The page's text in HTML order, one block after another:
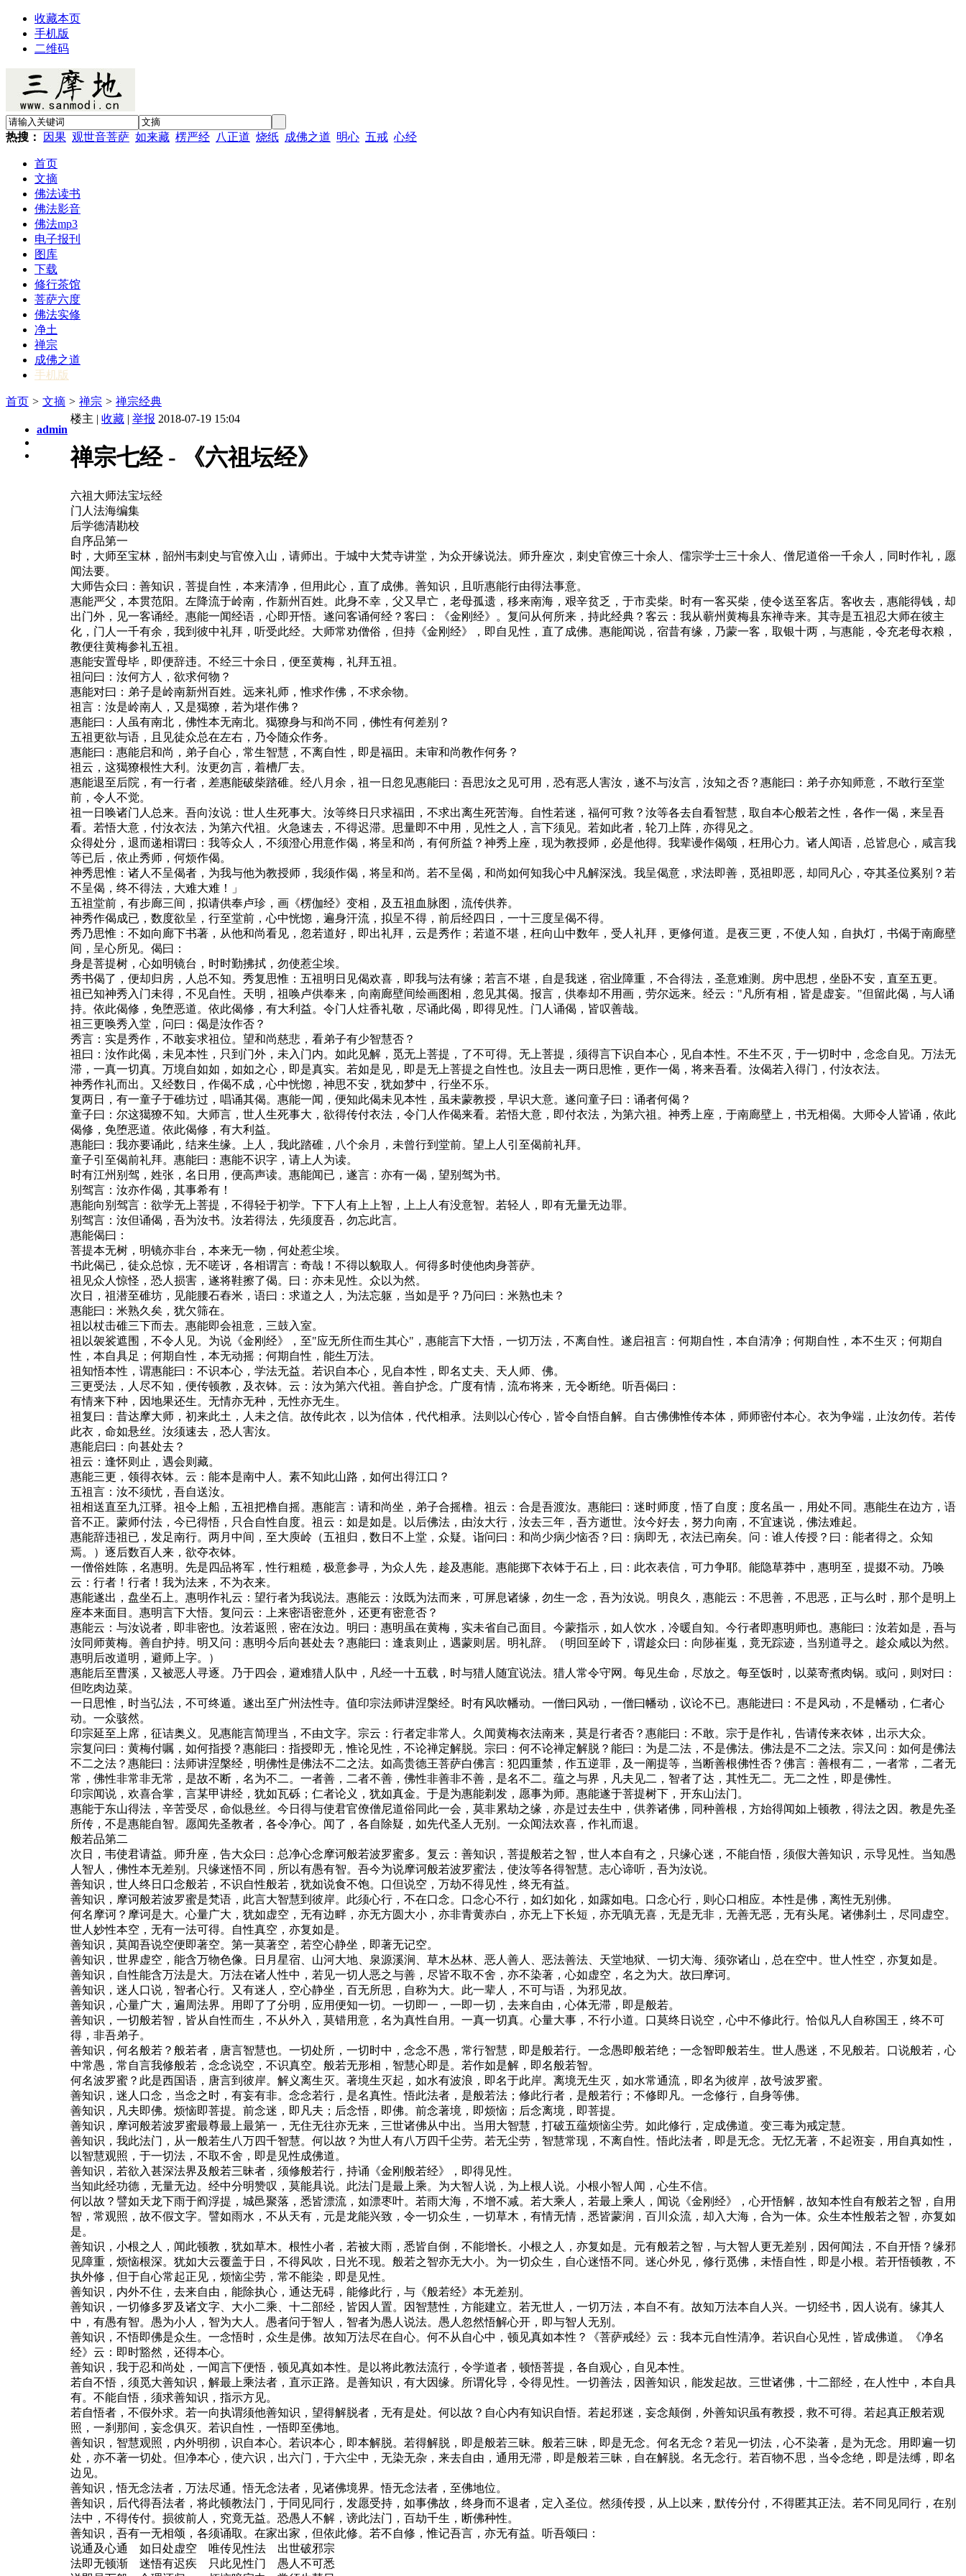
收藏本页
手机版
二维码
热搜： 因果 观世音菩萨 如来藏 楞严经 八正道 烧纸 成佛之道 明心 五戒 心经
首页
文摘
佛法读书
佛法影音
佛法mp3
电子报刊
图库
下载
修行茶馆
菩萨六度
佛法实修
净土
禅宗
成佛之道
手机版
首页 > 文摘 > 禅宗 > 禅宗经典
admin
楼主 | 收藏 | 举报 2018-07-19 15:04
禅宗七经 - 《六祖坛经》
六祖大师法宝坛经
门人法海编集
后学德清勘校
自序品第一
时，大师至宝林，韶州韦刺史与官僚入山，请师出。于城中大梵寺讲堂，为众开缘说法。师升座次，刺史官僚三十余人、儒宗学士三十余人、僧尼道俗一千余人，同时作礼，愿
闻法要。
大师告众曰：善知识，菩提自性，本来清净，但用此心，直了成佛。善知识，且听惠能行由得法事意。
惠能严父，本贯范阳。左降流于岭南，作新州百姓。此身不幸，父又早亡，老母孤遗，移来南海，艰辛贫乏，于市卖柴。时有一客买柴，使令送至客店。客收去，惠能得钱，却
出门外，见一客诵经。惠能一闻经语，心即开悟。遂问客诵何经？客曰：《金刚经》。复问从何所来，持此经典？客云：我从蕲州黄梅县东禅寺来。其寺是五祖忍大师在彼主
化，门人一千有余，我到彼中礼拜，听受此经。大师常劝僧俗，但持《金刚经》，即自见性，直了成佛。惠能闻说，宿昔有缘，乃蒙一客，取银十两，与惠能，令充老母衣粮，
教便往黄梅参礼五祖。
惠能安置母毕，即便辞违。不经三十余日，便至黄梅，礼拜五祖。
祖问曰：汝何方人，欲求何物？
惠能对曰：弟子是岭南新州百姓。远来礼师，惟求作佛，不求余物。
祖言：汝是岭南人，又是獦獠，若为堪作佛？
惠能曰：人虽有南北，佛性本无南北。獦獠身与和尚不同，佛性有何差别？
五祖更欲与语，且见徒众总在左右，乃令随众作务。
惠能曰：惠能启和尚，弟子自心，常生智慧，不离自性，即是福田。未审和尚教作何务？
祖云，这獦獠根性大利。汝更勿言，着槽厂去。
惠能退至后院，有一行者，差惠能破柴踏碓。经八月余，祖一日忽见惠能曰：吾思汝之见可用，恐有恶人害汝，遂不与汝言，汝知之否？惠能曰：弟子亦知师意，不敢行至堂
前，令人不觉。
祖一日唤诸门人总来。吾向汝说：世人生死事大。汝等终日只求福田，不求出离生死苦海。自性若迷，福何可救？汝等各去自看智慧，取自本心般若之性，各作一偈，来呈吾
看。若悟大意，付汝衣法，为第六代祖。火急速去，不得迟滞。思量即不中用，见性之人，言下须见。若如此者，轮刀上阵，亦得见之。
众得处分，退而递相谓曰：我等众人，不须澄心用意作偈，将呈和尚，有何所益？神秀上座，现为教授师，必是他得。我辈谩作偈颂，枉用心力。诸人闻语，总皆息心，咸言我
等已后，依止秀师，何烦作偈。
神秀思惟：诸人不呈偈者，为我与他为教授师，我须作偈，将呈和尚。若不呈偈，和尚如何知我心中凡解深浅。我呈偈意，求法即善，觅祖即恶，却同凡心，夺其圣位奚别？若
不呈偈，终不得法，大难大难！」
五祖堂前，有步廊三间，拟请供奉卢珍，画《楞伽经》变相，及五祖血脉图，流传供养。
神秀作偈成已，数度欲呈，行至堂前，心中恍惚，遍身汗流，拟呈不得，前后经四日，一十三度呈偈不得。
秀乃思惟：不如向廊下书著，从他和尚看见，忽若道好，即出礼拜，云是秀作；若道不堪，枉向山中数年，受人礼拜，更修何道。是夜三更，不使人知，自执灯，书偈于南廊壁
间，呈心所见。偈曰：
身是菩提树，心如明镜台，时时勤拂拭，勿使惹尘埃。
秀书偈了，便却归房，人总不知。秀复思惟：五祖明日见偈欢喜，即我与法有缘；若言不堪，自是我迷，宿业障重，不合得法，圣意难测。房中思想，坐卧不安，直至五更。
祖已知神秀入门未得，不见自性。天明，祖唤卢供奉来，向南廊壁间绘画图相，忽见其偈。报言，供奉却不用画，劳尔远来。经云："凡所有相，皆是虚妄。"但留此偈，与人诵
持。依此偈修，免堕恶道。依此偈修，有大利益。令门人炷香礼敬，尽诵此偈，即得见性。门人诵偈，皆叹善哉。
祖三更唤秀入堂，问曰：偈是汝作否？
秀言：实是秀作，不敢妄求祖位。望和尚慈悲，看弟子有少智慧否？
祖曰：汝作此偈，未见本性，只到门外，未入门内。如此见解，觅无上菩提，了不可得。无上菩提，须得言下识自本心，见自本性。不生不灭，于一切时中，念念自见。万法无
滞，一真一切真。万境自如如，如如之心，即是真实。若如是见，即是无上菩提之自性也。汝且去一两日思惟，更作一偈，将来吾看。汝偈若入得门，付汝衣法。
神秀作礼而出。又经数日，作偈不成，心中恍惚，神思不安，犹如梦中，行坐不乐。
复两日，有一童子于碓坊过，唱诵其偈。惠能一闻，便知此偈未见本性，虽未蒙教授，早识大意。遂问童子曰：诵者何偈？
童子曰：尔这獦獠不知。大师言，世人生死事大，欲得传付衣法，令门人作偈来看。若悟大意，即付衣法，为第六祖。神秀上座，于南廊壁上，书无相偈。大师令人皆诵，依此
偈修，免堕恶道。依此偈修，有大利益。
惠能曰：我亦要诵此，结来生缘。上人，我此踏碓，八个余月，未曾行到堂前。望上人引至偈前礼拜。
童子引至偈前礼拜。惠能曰：惠能不识字，请上人为读。
时有江州别驾，姓张，名日用，便高声读。惠能闻已，遂言：亦有一偈，望别驾为书。
别驾言：汝亦作偈，其事希有！
惠能向别驾言：欲学无上菩提，不得轻于初学。下下人有上上智，上上人有没意智。若轻人，即有无量无边罪。
别驾言：汝但诵偈，吾为汝书。汝若得法，先须度吾，勿忘此言。
惠能偈曰：
菩提本无树，明镜亦非台，本来无一物，何处惹尘埃。
书此偈已，徒众总惊，无不嗟讶，各相谓言：奇哉！不得以貌取人。何得多时使他肉身菩萨。
祖见众人惊怪，恐人损害，遂将鞋擦了偈。曰：亦未见性。众以为然。
次日，祖潜至碓坊，见能腰石舂米，语曰：求道之人，为法忘躯，当如是乎？乃问曰：米熟也未？
惠能曰：米熟久矣，犹欠筛在。
祖以杖击碓三下而去。惠能即会祖意，三鼓入室。
祖以袈裟遮围，不令人见。为说《金刚经》，至"应无所住而生其心"，惠能言下大悟，一切万法，不离自性。遂启祖言：何期自性，本自清净；何期自性，本不生灭；何期自
性，本自具足；何期自性，本无动摇；何期自性，能生万法。
祖知悟本性，谓惠能曰：不识本心，学法无益。若识自本心，见自本性，即名丈夫、天人师、佛。
三更受法，人尽不知，便传顿教，及衣钵。云：汝为第六代祖。善自护念。广度有情，流布将来，无令断绝。听吾偈曰：
有情来下种，因地果还生。无情亦无种，无性亦无生。
祖复曰：昔达摩大师，初来此土，人未之信。故传此衣，以为信体，代代相承。法则以心传心，皆令自悟自解。自古佛佛惟传本体，师师密付本心。衣为争端，止汝勿传。若传
此衣，命如悬丝。汝须速去，恐人害汝。
惠能启曰：向甚处去？
祖云：逢怀则止，遇会则藏。
惠能三更，领得衣钵。云：能本是南中人。素不知此山路，如何出得江口？
五祖言：汝不须忧，吾自送汝。
祖相送直至九江驿。祖令上船，五祖把橹自摇。惠能言：请和尚坐，弟子合摇橹。祖云：合是吾渡汝。惠能曰：迷时师度，悟了自度；度名虽一，用处不同。惠能生在边方，语
音不正。蒙师付法，今已得悟，只合自性自度。祖云：如是如是。以后佛法，由汝大行，汝去三年，吾方逝世。汝今好去，努力向南，不宜速说，佛法难起。
惠能辞违祖已，发足南行。两月中间，至大庾岭（五祖归，数日不上堂，众疑。诣问曰：和尚少病少恼否？曰：病即无，衣法已南矣。问：谁人传授？曰：能者得之。众知
焉。）逐后数百人来，欲夺衣钵。
一僧俗姓陈，名惠明。先是四品将军，性行粗糙，极意参寻，为众人先，趁及惠能。惠能掷下衣钵于石上，曰：此衣表信，可力争耶。能隐草莽中，惠明至，提掇不动。乃唤
云：行者！行者！我为法来，不为衣来。
惠能遂出，盘坐石上。惠明作礼云：望行者为我说法。惠能云：汝既为法而来，可屏息诸缘，勿生一念，吾为汝说。明良久，惠能云：不思善，不思恶，正与么时，那个是明上
座本来面目。惠明言下大悟。复问云：上来密语密意外，还更有密意否？
惠能云：与汝说者，即非密也。汝若返照，密在汝边。明曰：惠明虽在黄梅，实未省自己面目。今蒙指示，如人饮水，冷暖自知。今行者即惠明师也。惠能曰：汝若如是，吾与
汝同师黄梅。善自护持。明又问：惠明今后向甚处去？惠能曰：逢袁则止，遇蒙则居。明礼辞。（明回至岭下，谓趁众曰：向陟崔嵬，竟无踪迹，当别道寻之。趁众咸以为然。
惠明后改道明，避师上字。）
惠能后至曹溪，又被恶人寻逐。乃于四会，避难猎人队中，凡经一十五载，时与猎人随宜说法。猎人常令守网。每见生命，尽放之。每至饭时，以菜寄煮肉锅。或问，则对曰：
但吃肉边菜。
一日思惟，时当弘法，不可终遁。遂出至广州法性寺。值印宗法师讲涅槃经。时有风吹幡动。一僧曰风动，一僧曰幡动，议论不已。惠能进曰：不是风动，不是幡动，仁者心
动。一众骇然。
印宗延至上席，征诘奥义。见惠能言简理当，不由文字。宗云：行者定非常人。久闻黄梅衣法南来，莫是行者否？惠能曰：不敢。宗于是作礼，告请传来衣钵，出示大众。
宗复问曰：黄梅付嘱，如何指授？惠能曰：指授即无，惟论见性，不论禅定解脱。宗曰：何不论禅定解脱？能曰：为是二法，不是佛法。佛法是不二之法。宗又问：如何是佛法
不二之法？惠能曰：法师讲涅槃经，明佛性是佛法不二之法。如高贵德王菩萨白佛言：犯四重禁，作五逆罪，及一阐提等，当断善根佛性否？佛言：善根有二，一者常，二者无
常，佛性非常非无常，是故不断，名为不二。一者善，二者不善，佛性非善非不善，是名不二。蕴之与界，凡夫见二，智者了达，其性无二。无二之性，即是佛性。
印宗闻说，欢喜合掌，言某甲讲经，犹如瓦砾；仁者论义，犹如真金。于是为惠能剃发，愿事为师。惠能遂于菩提树下，开东山法门。
惠能于东山得法，辛苦受尽，命似悬丝。今日得与使君官僚僧尼道俗同此一会，莫非累劫之缘，亦是过去生中，供养诸佛，同种善根，方始得闻如上顿教，得法之因。教是先圣
所传，不是惠能自智。愿闻先圣教者，各令净心。闻了，各自除疑，如先代圣人无别。一众闻法欢喜，作礼而退。
般若品第二
次日，韦使君请益。师升座，告大众曰：总净心念摩诃般若波罗蜜多。复云：善知识，菩提般若之智，世人本自有之，只缘心迷，不能自悟，须假大善知识，示导见性。当知愚
人智人，佛性本无差别。只缘迷悟不同，所以有愚有智。吾今为说摩诃般若波罗蜜法，使汝等各得智慧。志心谛听，吾为汝说。
善知识，世人终日口念般若，不识自性般若，犹如说食不饱。口但说空，万劫不得见性，终无有益。
善知识，摩诃般若波罗蜜是梵语，此言大智慧到彼岸。此须心行，不在口念。口念心不行，如幻如化，如露如电。口念心行，则心口相应。本性是佛，离性无别佛。
何名摩诃？摩诃是大。心量广大，犹如虚空，无有边畔，亦无方圆大小，亦非青黄赤白，亦无上下长短，亦无嗔无喜，无是无非，无善无恶，无有头尾。诸佛刹土，尽同虚空。
世人妙性本空，无有一法可得。自性真空，亦复如是。
善知识，莫闻吾说空便即著空。第一莫著空，若空心静坐，即著无记空。
善知识，世界虚空，能含万物色像。日月星宿、山河大地、泉源溪涧、草木丛林、恶人善人、恶法善法、天堂地狱、一切大海、须弥诸山，总在空中。世人性空，亦复如是。
善知识，自性能含万法是大。万法在诸人性中，若见一切人恶之与善，尽皆不取不舍，亦不染著，心如虚空，名之为大。故曰摩诃。
善知识，迷人口说，智者心行。又有迷人，空心静坐，百无所思，自称为大。此一辈人，不可与语，为邪见故。
善知识，心量广大，遍周法界。用即了了分明，应用便知一切。一切即一，一即一切，去来自由，心体无滞，即是般若。
善知识，一切般若智，皆从自性而生，不从外入，莫错用意，名为真性自用。一真一切真。心量大事，不行小道。口莫终日说空，心中不修此行。恰似凡人自称国王，终不可
得，非吾弟子。
善知识，何名般若？般若者，唐言智慧也。一切处所，一切时中，念念不愚，常行智慧，即是般若行。一念愚即般若绝；一念智即般若生。世人愚迷，不见般若。口说般若，心
中常愚，常自言我修般若，念念说空，不识真空。般若无形相，智慧心即是。若作如是解，即名般若智。
何名波罗蜜？此是西国语，唐言到彼岸。解义离生灭。著境生灭起，如水有波浪，即名于此岸。离境无生灭，如水常通流，即名为彼岸，故号波罗蜜。
善知识，迷人口念，当念之时，有妄有非。念念若行，是名真性。悟此法者，是般若法；修此行者，是般若行；不修即凡。一念修行，自身等佛。
善知识，凡夫即佛。烦恼即菩提。前念迷，即凡夫；后念悟，即佛。前念著境，即烦恼；后念离境，即菩提。
善知识，摩诃般若波罗蜜最尊最上最第一，无住无往亦无来，三世诸佛从中出。当用大智慧，打破五蕴烦恼尘劳。如此修行，定成佛道。变三毒为戒定慧。
善知识，我此法门，从一般若生八万四千智慧。何以故？为世人有八万四千尘劳。若无尘劳，智慧常现，不离自性。悟此法者，即是无念。无忆无著，不起诳妄，用自真如性，
以智慧观照，于一切法，不取不舍，即是见性成佛道。
善知识，若欲入甚深法界及般若三昧者，须修般若行，持诵《金刚般若经》，即得见性。
当知此经功德，无量无边。经中分明赞叹，莫能具说。此法门是最上乘。为大智人说，为上根人说。小根小智人闻，心生不信。
何以故？譬如天龙下雨于阎浮提，城邑聚落，悉皆漂流，如漂枣叶。若雨大海，不增不减。若大乘人，若最上乘人，闻说《金刚经》，心开悟解，故知本性自有般若之智，自用
智，常观照，故不假文字。譬如雨水，不从天有，元是龙能兴致，令一切众生，一切草木，有情无情，悉皆蒙润，百川众流，却入大海，合为一体。众生本性般若之智，亦复如
是。
善知识，小根之人，闻此顿教，犹如草木。根性小者，若被大雨，悉皆自倒，不能增长。小根之人，亦复如是。元有般若之智，与大智人更无差别，因何闻法，不自开悟？缘邪
见障重，烦恼根深。犹如大云覆盖于日，不得风吹，日光不现。般若之智亦无大小。为一切众生，自心迷悟不同。迷心外见，修行觅佛，未悟自性，即是小根。若开悟顿教，不
执外修，但于自心常起正见，烦恼尘劳，常不能染，即是见性。
善知识，内外不住，去来自由，能除执心，通达无碍，能修此行，与《般若经》本无差别。
善知识，一切修多罗及诸文字、大小二乘、十二部经，皆因人置。因智慧性，方能建立。若无世人，一切万法，本自不有。故知万法本自人兴。一切经书，因人说有。缘其人
中，有愚有智。愚为小人，智为大人。愚者问于智人，智者为愚人说法。愚人忽然悟解心开，即与智人无别。
善知识，不悟即佛是众生。一念悟时，众生是佛。故知万法尽在自心。何不从自心中，顿见真如本性？《菩萨戒经》云：我本元自性清净。若识自心见性，皆成佛道。《净名
经》云：即时豁然，还得本心。
善知识，我于忍和尚处，一闻言下便悟，顿见真如本性。是以将此教法流行，令学道者，顿悟菩提，各自观心，自见本性。
若自不悟，须觅大善知识，解最上乘法者，直示正路。是善知识，有大因缘。所谓化导，令得见性。一切善法，因善知识，能发起故。三世诸佛，十二部经，在人性中，本自具
有。不能自悟，须求善知识，指示方见。
若自悟者，不假外求。若一向执谓须他善知识，望得解脱者，无有是处。何以故？自心内有知识自悟。若起邪迷，妄念颠倒，外善知识虽有教授，救不可得。若起真正般若观
照，一刹那间，妄念俱灭。若识自性，一悟即至佛地。
善知识，智慧观照，内外明彻，识自本心。若识本心，即本解脱。若得解脱，即是般若三昧。般若三昧，即是无念。何名无念？若见一切法，心不染著，是为无念。用即遍一切
处，亦不著一切处。但净本心，使六识，出六门，于六尘中，无染无杂，来去自由，通用无滞，即是般若三昧，自在解脱。名无念行。若百物不思，当令念绝，即是法缚，即名
边见。
善知识，悟无念法者，万法尽通。悟无念法者，见诸佛境界。悟无念法者，至佛地位。
善知识，后代得吾法者，将此顿教法门，于同见同行，发愿受持，如事佛故，终身而不退者，定入圣位。然须传授，从上以来，默传分付，不得匿其正法。若不同见同行，在别
法中，不得传付。损彼前人，究竟无益。恐愚人不解，谤此法门，百劫千生，断佛种性。
善知识，吾有一无相颂，各须诵取。在家出家，但依此修。若不自修，惟记吾言，亦无有益。听吾颂曰：
说通及心通 如日处虚空 唯传见性法 出世破邪宗
法即无顿渐 迷悟有迟疾 只此见性门 愚人不可悉